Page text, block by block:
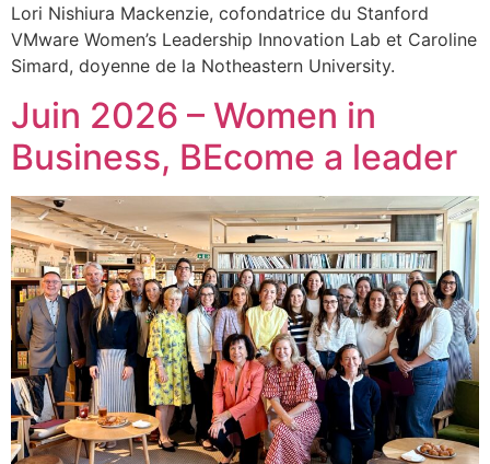
Lori Nishiura Mackenzie, cofondatrice du Stanford
VMware Women’s Leadership Innovation Lab et Caroline
Simard, doyenne de la Notheastern University.
Juin 2026 – Women in
Business, BEcome a leader